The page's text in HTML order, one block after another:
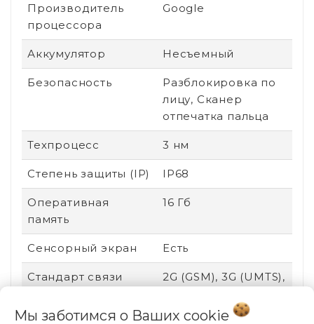
Производитель
процессора
Google
Аккумулятор Несъемный
Безопасность
Разблокировка по
лицу, Сканер
отпечатка пальца
Техпроцесс 3 нм
Степень защиты (IP) IP68
Оперативная
память
16 Гб
Сенсорный экран Есть
Стандарт связи
2G (GSM), 3G (UMTS),
Мы заботимся о Ваших cookie